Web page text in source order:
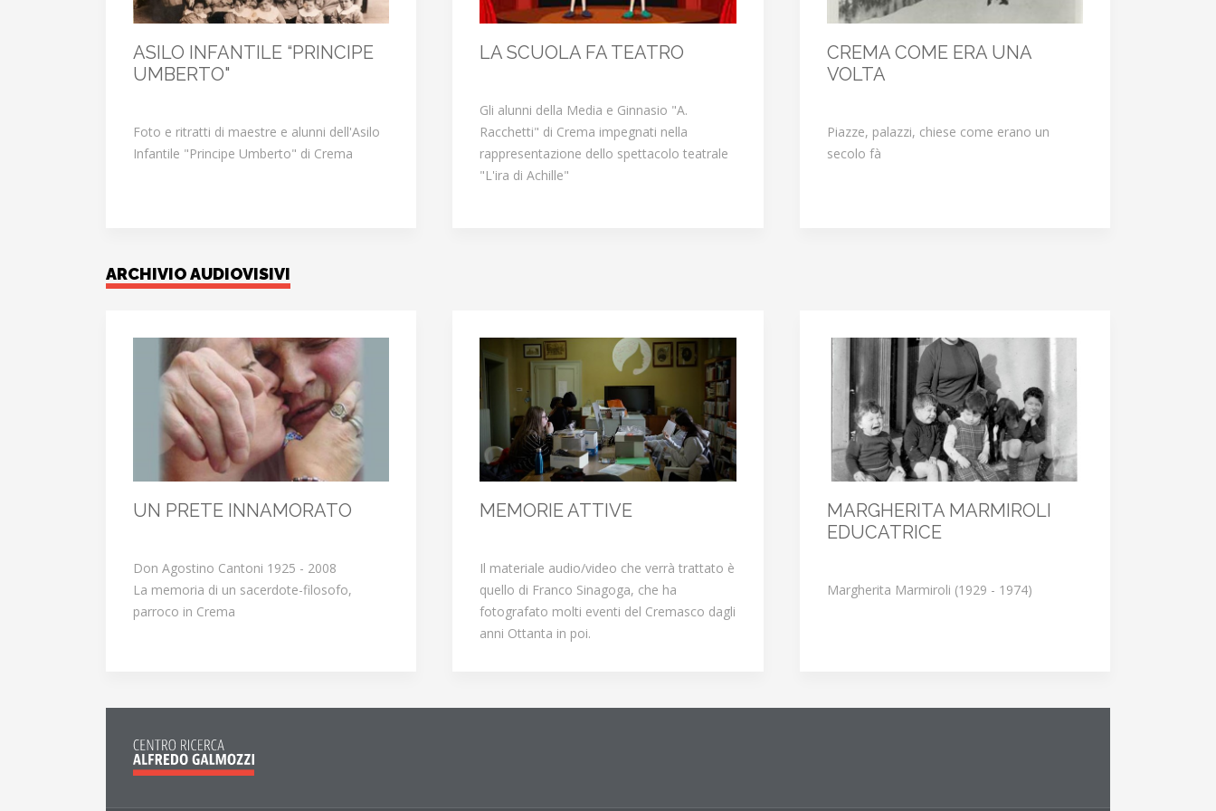
ASILO INFANTILE “PRINCIPE
UMBERTO"
Foto e ritratti di maestre e alunni dell'Asilo
Infantile "Principe Umberto" di Crema
LA SCUOLA FA TEATRO
Gli alunni della Media e Ginnasio "A.
Racchetti" di Crema impegnati nella
rappresentazione dello spettacolo teatrale
"L'ira di Achille"
CREMA COME ERA UNA
VOLTA
Piazze, palazzi, chiese come erano un
secolo fà
ARCHIVIO AUDIOVISIVI
UN PRETE INNAMORATO
Don Agostino Cantoni 1925 - 2008
La memoria di un sacerdote-filosofo,
parroco in Crema
MEMORIE ATTIVE
Il materiale audio/video che verrà trattato è
quello di Franco Sinagoga, che ha
fotografato molti eventi del Cremasco dagli
anni Ottanta in poi.
MARGHERITA MARMIROLI
EDUCATRICE
Margherita Marmiroli (1929 - 1974)